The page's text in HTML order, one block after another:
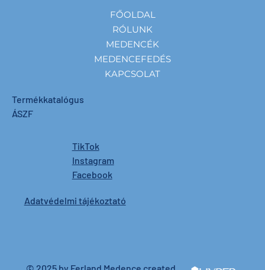
FŐOLDAL
RÓLUNK
MEDENCÉK
MEDENCEFEDÉS
KAPCSOLAT
TikTok
Instagram
Facebook
Adatvédelmi tájékoztató
Termékkatalógus
ÁSZF
© 2025 by Ferland Medence created